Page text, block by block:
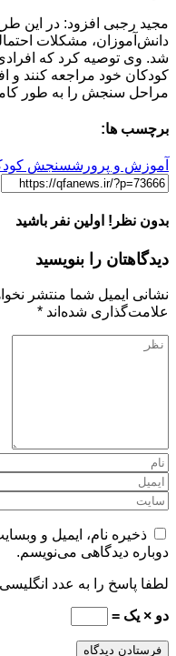
مجید رجبی افزود: در این
دانش‌آموزان، مشکلات
شد. وی توصیه کرد که
کودکان خود مراجعه کنند و
مراحل سنجش را به طور
برچسب ها:
آموزش و پرورشسنجش
بدون نظر! اولین نفر باشید
دیدگاهتان را بنویسید
نشانی ایمیل شما منتشر
علامت‌گذاری شده‌اند *
ذخیره نام، ایمیل و
دوباره دیدگاهی می‌نویسم.
لطفا پاسخ را به عدد انگلیسی
دو × یک =